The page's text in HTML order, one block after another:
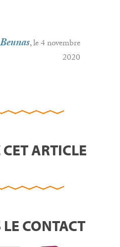
, le 4 novembre
2020
ARTICLE
CONTACT